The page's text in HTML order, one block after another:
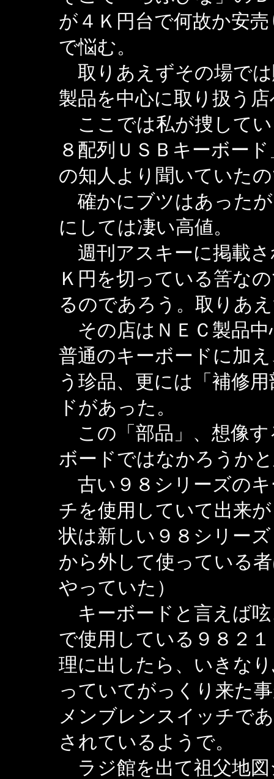
が４Ｋ円台で何故か安
で悩む。
取りあえずその場で
製品を中心に取り扱う
ここでは私が捜してい
８配列ＵＳＢキーボー
の知人より聞いていた
確かにブツはあった
にしては凄い高値。
週刊アスキーに掲載さ
Ｋ円を切っている筈な
るのであろう。取りあ
その店はＮＥＣ製品中
普通のキーボードに加
う珍品、更には「補修
ドがあった。
この「部品」、想像す
ボードではなかろうか
古い９８シリーズの
チを使用していて出来
状は新しい９８シリー
から外して使っている
やっていた）
キーボードと言えば
で使用している９８２
理に出したら、いきな
っていてがっくり来た
メンブレンスイッチで
されているようで。
ラジ館を出て祖父地